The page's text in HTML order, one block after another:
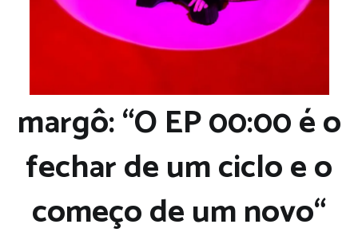
margô: “O EP 00:00 é o
fechar de um ciclo e o
começo de um novo“